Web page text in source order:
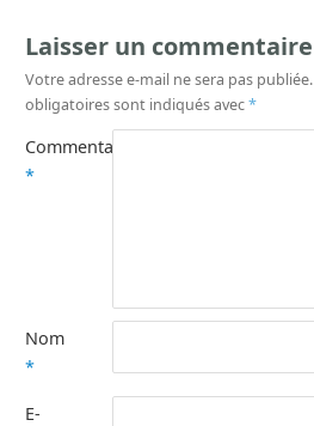
Laisser un commentaire
Votre adresse e-mail ne sera pas publiée.
obligatoires sont indiqués avec*
Commentaire
*
Nom
*
E-